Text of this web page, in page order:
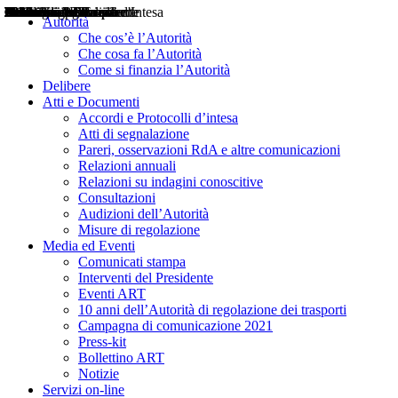
Autorità
Che cos’è l’Autorità
Che cosa fa l’Autorità
Come si finanzia l’Autorità
Delibere
Atti e Documenti
Accordi e Protocolli d’intesa
Atti di segnalazione
Pareri, osservazioni RdA e altre comunicazioni
Relazioni annuali
Relazioni su indagini conoscitive
Consultazioni
Audizioni dell’Autorità
Misure di regolazione
Media ed Eventi
Comunicati stampa
Interventi del Presidente
Eventi ART
10 anni dell’Autorità di regolazione dei trasporti
Campagna di comunicazione 2021
Press-kit
Bollettino ART
Notizie
Servizi on-line
Delibere
Pareri
Consultazioni
Audizioni
Atti di Segnalazione
Accordi e Protocolli d'Intesa
Relazioni annuali
Misure di regolazione
Notizie
Comunicati Stampa
Bollettini ART
Convegni ART
Interviste del Presidente
Articoli in primo piano
Interventi del Presidente
2004
2005
2010
2013
2014
2015
2016
2017
2018
2019
202
2020
2021
2022
2023
2024
2025
2026
Aereo
Marittimo
Terrestre